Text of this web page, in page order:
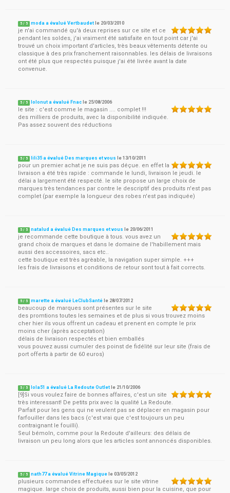
5 / 5 moda a évalué Vertbaudet le 20/03/2010
je n'ai commandé qu'à deux reprises sur ce site et ce
pendant les soldes, j'ai vraiment été satisfaite en tout point car j'ai
trouvé un choix important d'articles, très beaux vêtements détente ou
classique à des prix franchement raisonnables. les délais de livraisons
ont été plus que respectés puisque j'ai été livrée avant la date
convenue.
5 / 5 lolonut a évalué Fnac le 25/08/2006
le site : c'est comme le magasin .... complet !!!
des milliers de produits, avec la disponibilité indiquée.
Pas assez souvent des réductions
5 / 5 lili35 a évalué Des marques et vous le13/10/2011
pour un premier achat je ne suis pas déçue. en effet la
livraison a été très rapide : commande le lundi, livraison le jeudi. le
délai a largement été respecté. le site propose un large choix de
marques très tendances par contre le descriptif des produits n'est pas
complet (par exemple la longueur des robes n'est pas indiquée)
5 / 5 natalud a évalué Des marques et vous le 20/06/2011
je recommande cette boutique à tous. vous avez un
grand choix de marques et dans le domaine de l'habillement mais
aussi des accessoires, sacs etc..
cette boutique est très agrèable, la navigation super simple. +++
les frais de livraisons et conditions de retour sont tout à fait corrects.
5 / 5 marette a évalué LeClubSanté le 28/07/2012
beaucoup de marques sont présentes sur le site
des promtions toutes les semaines et de plus si vous trouvez moins
cher hier ils vous offrent un cadeau et prenent en compte le prix
moins cher (après acceptation)
délais de livraison respectés et bien emballés
vous pouvez aussi cumuler des poinst de fidélité sur leur site (frais de
port offerts à partir de 60 euros)
5 / 5 lola51 a évalué La Redoute Outlet le 21/10/2006
[9]Si vous voulez faire de bonnes affaires, c'est un site
très interessant! De petits prix avec la qualité La Redoute.
Parfait pour les gens qui ne veulent pas se déplacer en magasin pour
farfouiller dans les bacs (c'est vrai que c'est toujours un peu
contraignant le fouilli).
Seul bémoln, comme pour la Redoute d'ailleurs: des délais de
livraison un peu long alors que les articles sont annoncés disponibles.
5 / 5 nath77 a évalué Vitrine Magique le03/05/2012
plusieurs commandes effectuées sur le site vitrine
magique. large choix de produits, aussi bien pour la cuisine, que pour